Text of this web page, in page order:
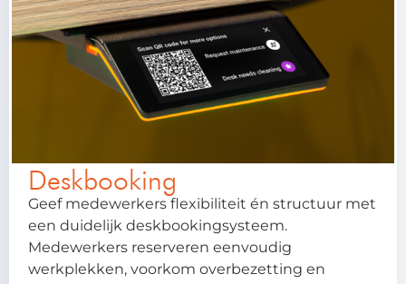
Deskbooking
Geef medewerkers flexibiliteit én structuur met
een duidelijk deskbookingsysteem.
Medewerkers reserveren eenvoudig
werkplekken, voorkom overbezetting en